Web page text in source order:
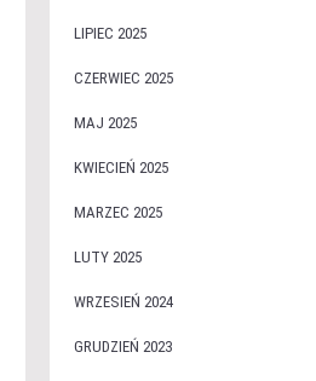
LIPIEC 2025
CZERWIEC 2025
MAJ 2025
KWIECIEŃ 2025
MARZEC 2025
LUTY 2025
WRZESIEŃ 2024
GRUDZIEŃ 2023